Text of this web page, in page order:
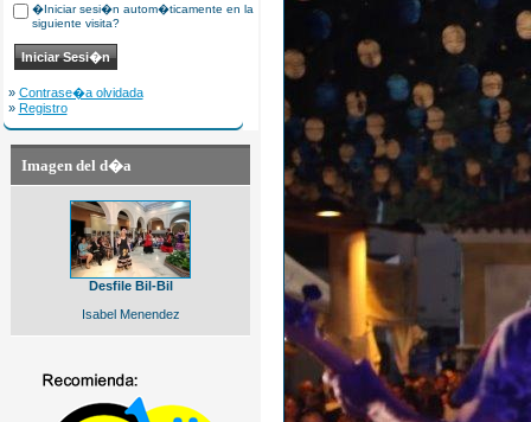
�Iniciar sesi�n autom�ticamente en la
siguiente visita?
» Contrase�a olvidada
» Registro
Imagen del d�a
Desfile Bil-Bil
Isabel Menendez